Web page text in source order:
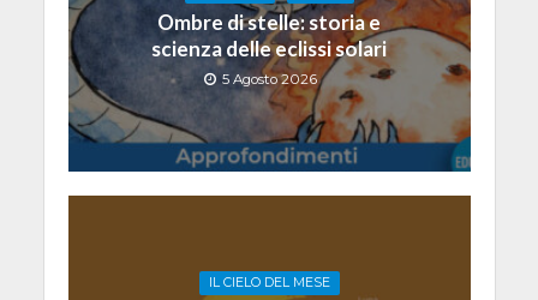
Ombre di stelle: storia e
scienza delle eclissi solari
5 Agosto 2026
IL CIELO DEL MESE